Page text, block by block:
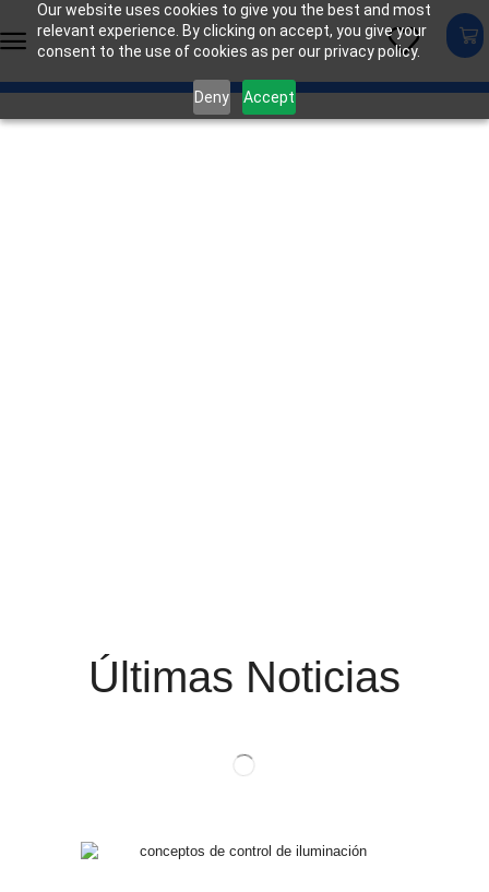
Our website uses cookies to give you the best and most
relevant experience. By clicking on accept, you give your
consent to the use of cookies as per our privacy policy.
Deny Accept
Últimas Noticias